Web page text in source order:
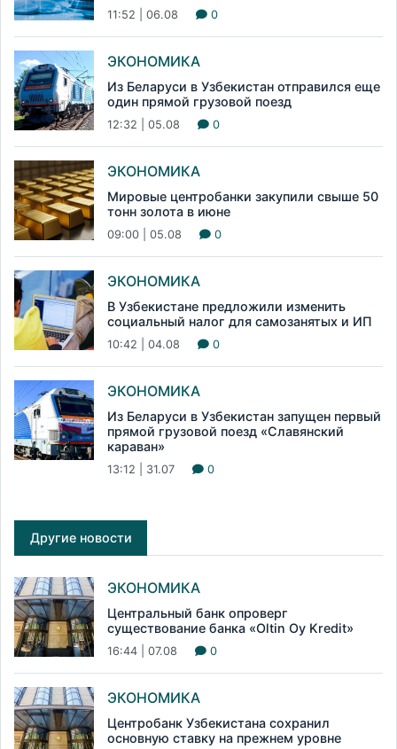
11:52 | 06.08 0
ЭКОНОМИКА
Из Беларуси в Узбекистан отправился еще
один прямой грузовой поезд
12:32 | 05.08 0
ЭКОНОМИКА
Мировые центробанки закупили свыше 50
тонн золота в июне
09:00 | 05.08 0
ЭКОНОМИКА
В Узбекистане предложили изменить
социальный налог для самозанятых и ИП
10:42 | 04.08 0
ЭКОНОМИКА
Из Беларуси в Узбекистан запущен первый
прямой грузовой поезд «Славянский
караван»
13:12 | 31.07 0
Другие новости
ЭКОНОМИКА
Центральный банк опроверг
существование банка «Oltin Oy Kredit»
16:44 | 07.08 0
ЭКОНОМИКА
Центробанк Узбекистана сохранил
основную ставку на прежнем уровне